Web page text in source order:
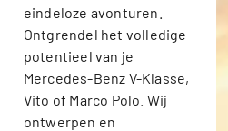
eindeloze avonturen.
Ontgrendel het volledige
potentieel van je
Mercedes-Benz V-Klasse,
Vito of Marco Polo. Wij
ontwerpen en